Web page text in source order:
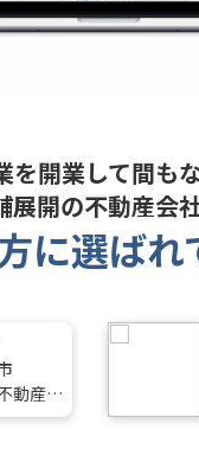
を開業して間も
展開の不動産会
に選ばれ
賃貸
大阪
AKプ